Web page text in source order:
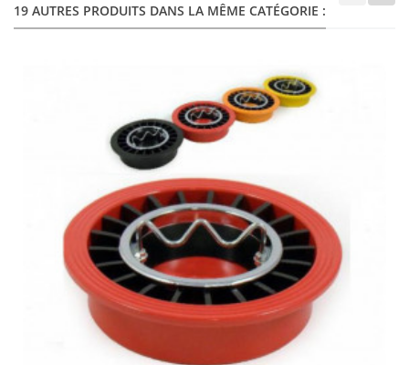
19 AUTRES PRODUITS DANS LA MÊME CATÉGORIE :